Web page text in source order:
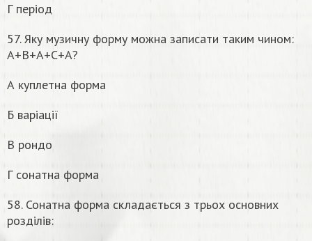
Г період
57. Яку музичну форму можна записати таким чином:
А+В+А+С+А?
А куплетна форма
Б варіації
В рондо
Г сонатна форма
58. Сонатна форма складається з трьох основних
розділів: